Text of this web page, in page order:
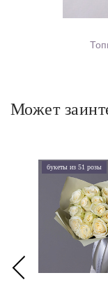
Может
букеты из 51 розы